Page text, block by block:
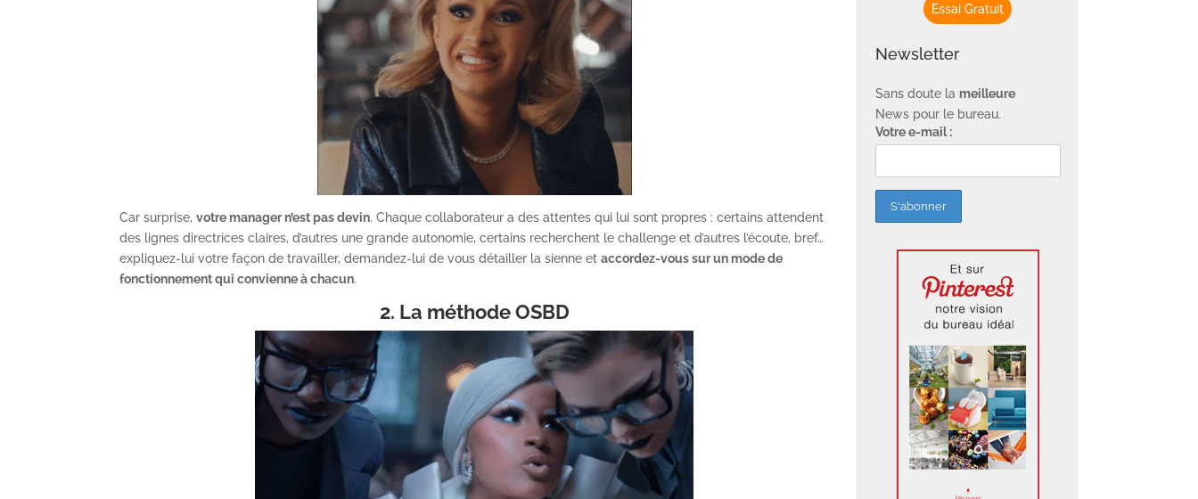
Car surprise,votre manager n’est pas devin. Chaque collaborateur a des attentes qui lui sont propres : certains attendent
des lignes directrices claires, d’autres une grande autonomie, certains recherchent le challenge et d’autres l’écoute, bref…
expliquez-lui votre façon de travailler, demandez-lui de vous détailler la sienne etaccordez-vous sur un mode de
fonctionnement qui convienne à chacun.
2. La méthode OSBD
Essai Gratuit
Newsletter
Sans doute la meilleure
News pour le bureau.
Votre e-mail :